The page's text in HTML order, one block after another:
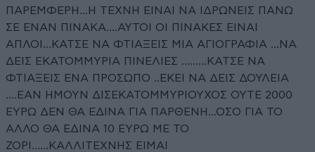
ΠΑΡΕΜΦΕΡΗ...Η ΤΕΧΝΗ ΕΙΝΑΙ ΝΑ ΙΔΡΩΝΕΙΣ ΠΑΝΩ
ΣΕ ΕΝΑΝ ΠΙΝΑΚΑ....ΑΥΤΟΙ ΟΙ ΠΙΝΑΚΕΣ ΕΙΝΑΙ
ΑΠΛΟΙ...ΚΑΤΣΕ ΝΑ ΦΤΙΑΞΕΙΣ ΜΙΑ ΑΓΙΟΓΡΑΦΙΑ ...ΝΑ
ΔΕΙΣ ΕΚΑΤΟΜΜΥΡΙΑ ΠΙΝΕΛΙΕΣ .........ΚΑΤΣΕ ΝΑ
ΦΤΙΑΞΕΙΣ ΕΝΑ ΠΡΟΣΩΠΟ ..ΕΚΕΙ ΝΑ ΔΕΙΣ ΔΟΥΛΕΙΑ
....ΕΑΝ ΗΜΟΥΝ ΔΙΣΕΚΑΤΟΜΜΥΡΙΟΥΧΟΣ ΟΥΤΕ 2000
ΕΥΡΩ ΔΕΝ ΘΑ ΕΔΙΝΑ ΓΙΑ ΠΑΡΘΕΝΗ...ΟΣΟ ΓΙΑ ΤΟ
ΑΛΛΟ ΘΑ ΕΔΙΝΑ 10 ΕΥΡΩ ΜΕ ΤΟ
ΖΟΡΙ......ΚΑΛΛΙΤΕΧΝΗΣ ΕΙΜΑΙ